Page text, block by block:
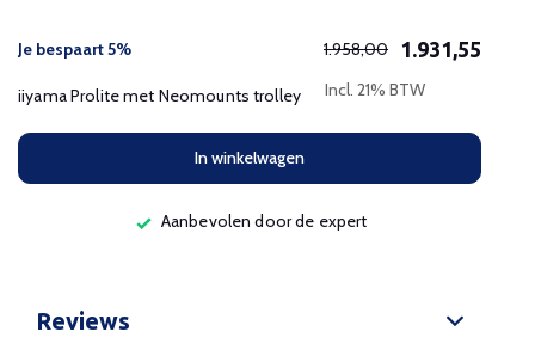
Je bespaart 5% 1.958,00 1.931,55
iiyama Prolite met Neomounts trolley Incl. 21% BTW
In winkelwagen
Aanbevolen door de expert
Reviews